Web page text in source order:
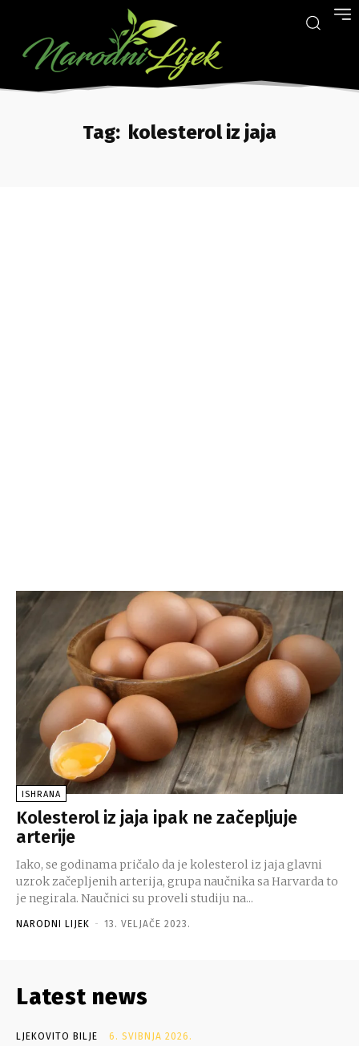
Tag: kolesterol iz jaja
ISHRANA
Kolesterol iz jaja ipak ne začepljuje
arterije
Iako, se godinama pričalo da je kolesterol iz jaja glavni
uzrok začepljenih arterija, grupa naučnika sa Harvarda to
je negirala. Naučnici su proveli studiju na...
NARODNI LIJEK - 13. VELJAČE 2023.
Latest news
LJEKOVITO BILJE 6. SVIBNJA 2026.